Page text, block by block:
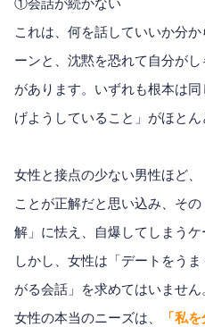
①会話が続かない
これは、何を話していいか分
ーンと、沈黙を恐れて自分が
があります。いずれも根本は
げようしていること」がほとん
女性と接点の少ない男性ほど、
ことが正解だと思い込み、そ
解」に怯え、自爆してしまうケ
しかし、女性は「デートをう
がる会話」を求めてはいません
女性の本当のニーズは、
「私